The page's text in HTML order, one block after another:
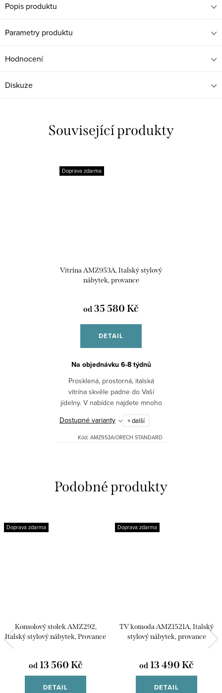
Popis produktu
Parametry produktu
Hodnocení
Diskuze
Související produkty
Doprava zdarma
Vitrína AMZ953A, Italský stylový
nábytek, provance
od 35 580 Kč
DETAIL
Na objednávku 6-8 týdnů
Prosklená, prostorná, italská
vitrína skvěle padne do Vaší
jídelny. V nabídce najdete mnoho
odstínů. Vitrína je dodávána
vcelku.
Dostupné varianty + další
Kód: AMZ953A/ORECH STANDARD
Doprava zdarma
Konsolový stolek AMZ292,
Italský stylový nábytek, Provance
od13 560 Kč
DETAIL
Doprava zdarma
TV komoda AMZ1521A, Italský
stylový nábytek, provance
od 13 490 Kč
DETAIL